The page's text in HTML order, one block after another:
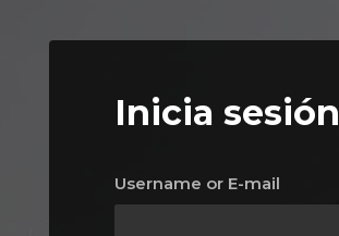
Inicia sesión
Username or E-mail